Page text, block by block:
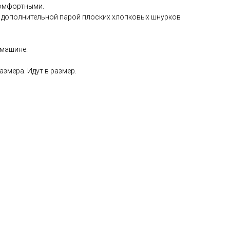
парой плоских хлопковых шнурков
Идут в размер.